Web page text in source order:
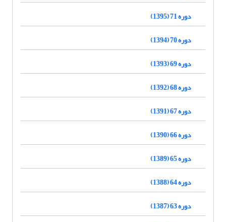
دوره 71 (1395)
دوره 70 (1394)
دوره 69 (1393)
دوره 68 (1392)
دوره 67 (1391)
دوره 66 (1390)
دوره 65 (1389)
دوره 64 (1388)
دوره 63 (1387)